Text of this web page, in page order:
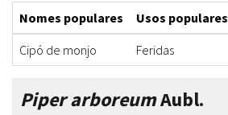
Nomes populares Usos populares
Cipó de monjo
Feridas
Piper arboreumAubl.